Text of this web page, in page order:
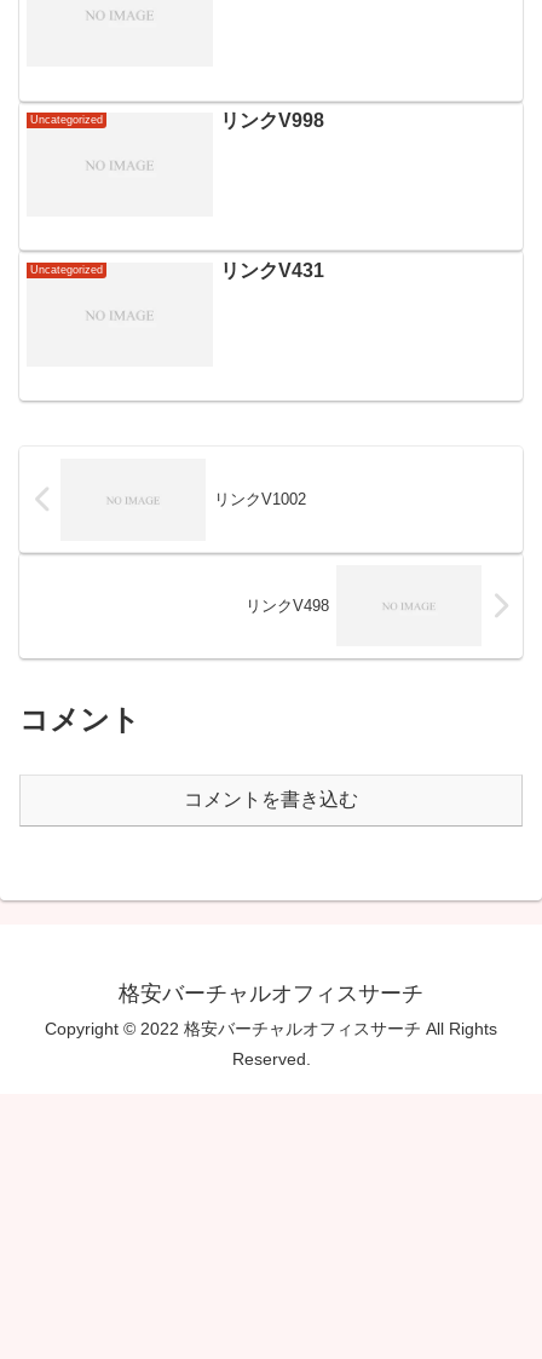
Uncategorized リンクV998
Uncategorized リンクV431
リンクV1002
リンクV498
コメント
コメントを書き込む
格安バーチャルオフィスサーチ
Copyright © 2022 格安バーチャルオフィスサーチ All Rights
Reserved.